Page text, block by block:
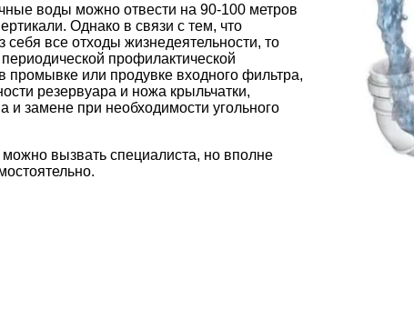
воды можно отвести на 90-100 метров
Однако в связи с тем, что
себя все отходы жизнедеятельности, то
профилактической
промывке или продувке входного фильтра,
резервуара и ножа крыльчатки,
и замене при необходимости угольного
вызвать специалиста, но вполне